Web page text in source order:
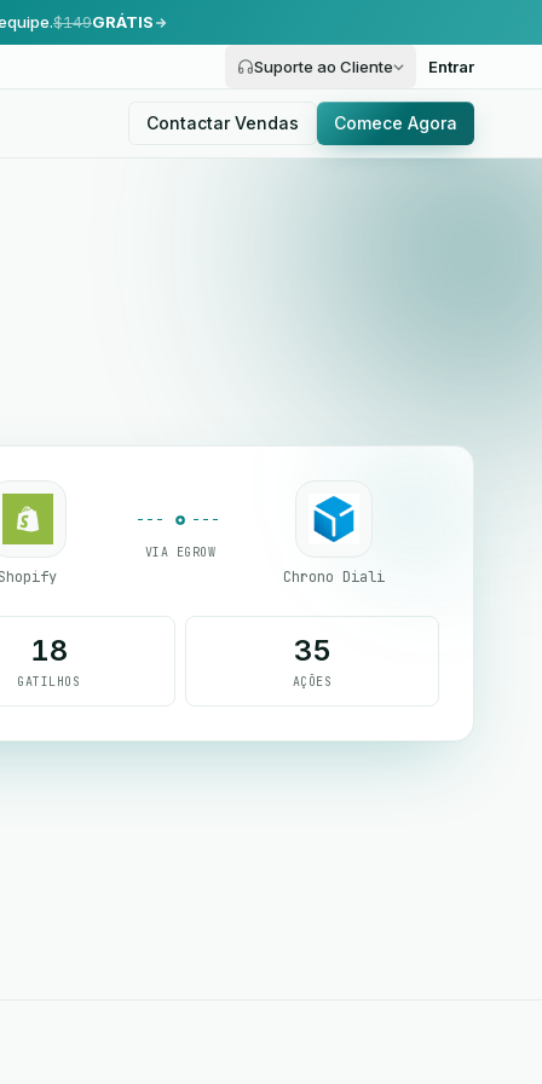
$149GRÁTIS
Suporte ao Cliente Entrar
Contactar Vendas Comece Agora
VIA EGROW
Chrono Diali
18
GATILHOS
35
AÇÕES